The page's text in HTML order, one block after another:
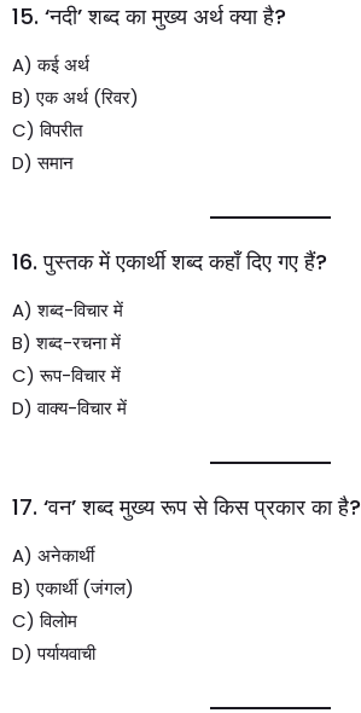
15. ‘नदी’ शब्द का मुख्य अर्थ क्या है?
A) कई अर्थ
B) एक अर्थ (रिवर)
C) विपरीत
D) समान
16. पुस्तक में एकार्थी शब्द कहाँ दिए गए हैं?
A) शब्द-विचार में
B) शब्द-रचना में
C) रूप-विचार में
D) वाक्य-विचार में
17. ‘वन’ शब्द मुख्य रूप से किस प्रकार का है?
A) अनेकार्थी
B) एकार्थी (जंगल)
C) विलोम
D) पर्यायवाची